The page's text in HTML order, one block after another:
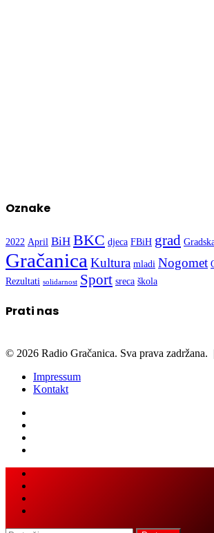
Oznake
2022 April BiH BKC djeca FBiH grad
Gračanica Kultura mladi Nogomet
Rezultati solidarnost Sport sreca škola
Prati nas
© 2026 Radio Gračanica. Sva prava zadržana.
Impressum
Kontakt
Facebook
Twitter
LinkedIn
WhatsApp
Viber
Back
button
Close